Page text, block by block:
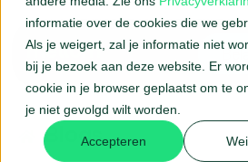
informatie over de cookies die we
Als je weigert, zal je informatie niet
bij je bezoek aan deze website. Er
cookie in je browser geplaatst om te
je niet gevolgd wilt worden.
Accepteren
Blogs.